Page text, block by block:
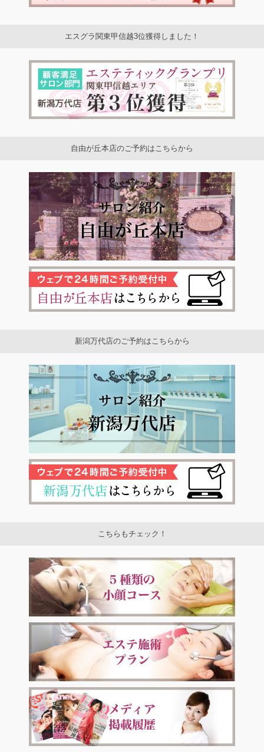
エスグラ関東甲信越3位獲得しました！
自由が丘本店のご予約はこちらから
新潟万代店のご予約はこちらから
こちらもチェック！